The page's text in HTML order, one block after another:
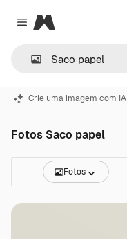
Close menu
Magnific
Crie uma imagem com IA
Fotos Saco papel
Fotos